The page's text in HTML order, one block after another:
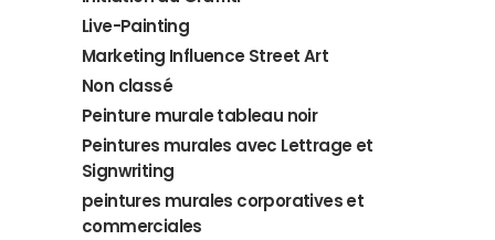
Live-Painting
Marketing Influence Street Art
Non classé
Peinture murale tableau noir
Peintures murales avec Lettrage et
Signwriting
peintures murales corporatives et
commerciales